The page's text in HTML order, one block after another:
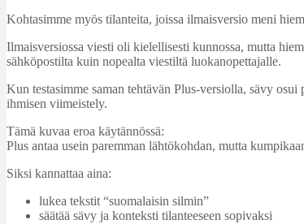
Kohtasimme myös tilanteita, joissa ilmaisversio meni
Ilmaisversiossa viesti oli kielellisesti kunnossa, mutta
sähköpostilta kuin nopealta viestiltä luokanopettajalle.
Kun testasimme saman tehtävän Plus-versiolla, sävy
ihmisen viimeistely.
Tämä kuvaa eroa käytännössä:
Plus antaa usein paremman lähtökohdan, mutta
Siksi kannattaa aina:
lukea tekstit “suomalaisin silmin”
säätää sävy ja konteksti tilanteeseen sopivaksi